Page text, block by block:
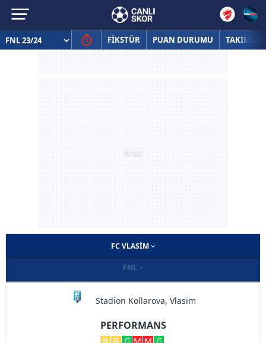
FİKSTÜR PUAN DURUMU TAKIMLAR
FC VLASIM
FNL
Stadion Kollarova, Vlasim
PERFORMANS